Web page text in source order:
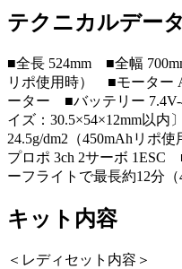
テクニカルデータ
■全長 524mm ■全幅
リポ使用時） ■モーター
ーター ■バッテリー 7.4V-
イズ：30.5×54×12mm以
24.5g/dm2（450mAhリ
プロポ 3ch 2サーボ 1ESC
ーフライトで最長約12分（
キット内容
＜レディセット内容＞